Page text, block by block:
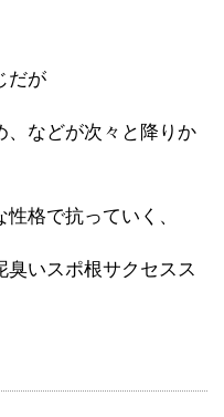
だが
、などが次々と降りか
格で抗っていく、
臭いスポ根サクセスス